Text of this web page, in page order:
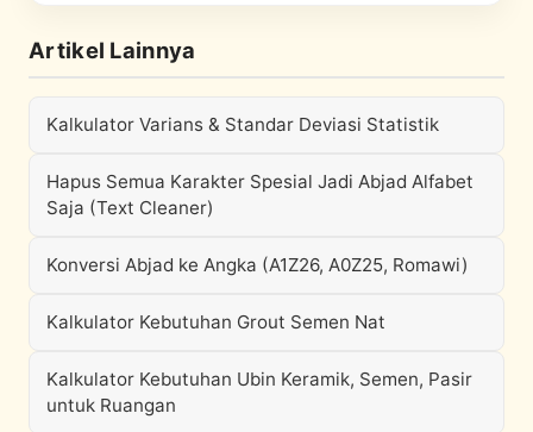
Artikel Lainnya
Kalkulator Varians & Standar Deviasi Statistik
Hapus Semua Karakter Spesial Jadi Abjad Alfabet
Saja (Text Cleaner)
Konversi Abjad ke Angka (A1Z26, A0Z25, Romawi)
Kalkulator Kebutuhan Grout Semen Nat
Kalkulator Kebutuhan Ubin Keramik, Semen, Pasir
untuk Ruangan